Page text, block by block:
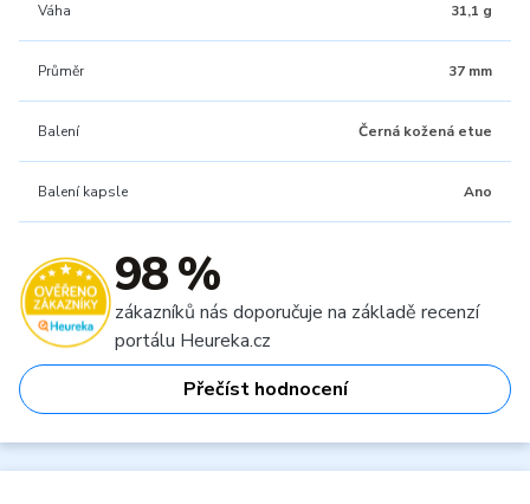
Váha 31,1 g
Průměr 37 mm
Balení Černá kožená etue
Balení kapsle Ano
98 %
zákazníků nás doporučuje na základě recenzí
portálu Heureka.cz
Přečíst hodnocení